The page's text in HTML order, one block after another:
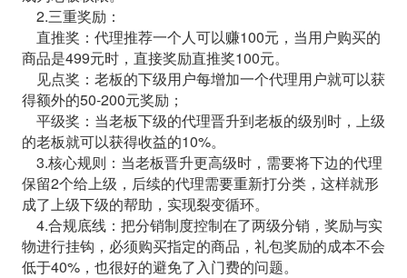
2.三重奖励：
直推奖：代理推荐一个人可以赚100元，当用户购买的
商品是499元时，直接奖励直推奖100元。
见点奖：老板的下级用户每增加一个代理用户就可以获
得额外的50-200元奖励；
平级奖：当老板下级的代理晋升到老板的级别时，上级
的老板就可以获得收益的10%。
3.核心规则：当老板晋升更高级时，需要将下边的代理
保留2个给上级，后续的代理需要重新打分类，这样就形
成了上级下级的帮助，实现裂变循环。
4.合规底线：把分销制度控制在了两级分销，奖励与实
物进行挂钩，必须购买指定的商品，礼包奖励的成本不会
低于40%，也很好的避免了入门费的问题。